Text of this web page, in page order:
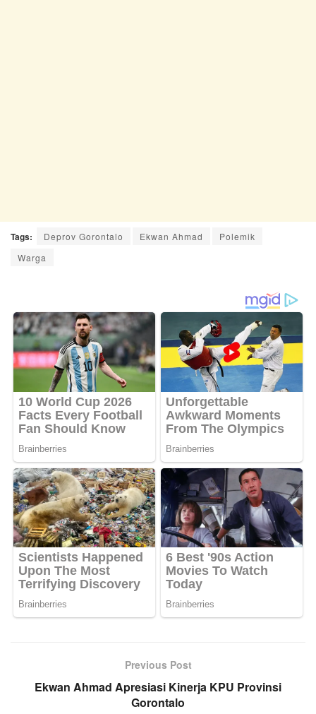
Tags: Deprov Gorontalo Ekwan Ahmad
Polemik
Warga
Previous Post
Ekwan Ahmad Apresiasi Kinerja KPU Provinsi
Gorontalo